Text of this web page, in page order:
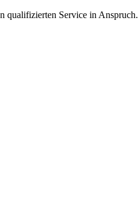
qualifizierten Service in Anspruch.